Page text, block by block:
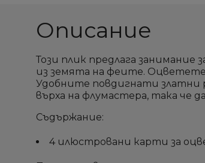
Описание
Този плик предлага занимание
из земята на феите.
Удобните повдигнати златни
върха на флумастера, така че
Съдържание:
4 илюстровани карти за